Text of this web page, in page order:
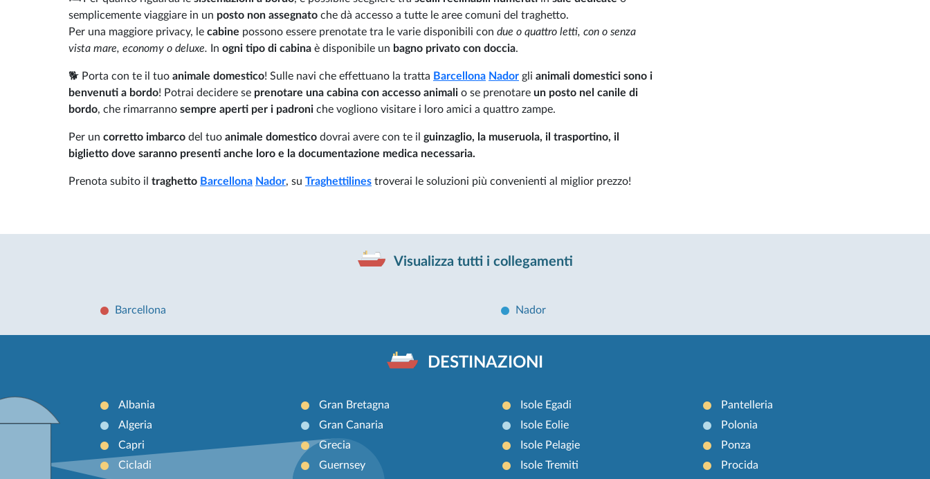
semplicemente viaggiare in un posto non assegnato che dà accesso a tutte le aree comuni del traghetto.
Per una maggiore privacy, le cabine possono essere prenotate tra le varie disponibili con due o quattro letti, con o senza
vista mare, economy o deluxe.
In ogni tipo di cabina è disponibile un bagno privato con doccia.
🐕 Porta con te il tuo animale domestico! Sulle navi che effettuano la tratta Barcellona Nador gli animali domestici sono i
benvenuti a bordo! Potrai decidere se prenotare una cabina con accesso animali o se prenotare un posto nel canile di
bordo, che rimarranno sempre aperti per i padroni che vogliono visitare i loro amici a quattro zampe.
Per un corretto imbarco del tuo animale domestico dovrai avere con te il guinzaglio, la museruola, il trasportino, il
biglietto dove saranno presenti anche loro e la documentazione medica necessaria.
Prenota subito il traghetto Barcellona Nador, su Traghettilines troverai le soluzioni più convenienti al miglior prezzo!
Visualizza tutti i collegamenti
Barcellona Nador
DESTINAZIONI
Albania
Algeria
Capri
Cicladi
Gran Bretagna
Gran Canaria
Grecia
Guernsey
Isole Egadi
Isole Eolie
Isole Pelagie
Isole Tremiti
Pantelleria
Polonia
Ponza
Procida